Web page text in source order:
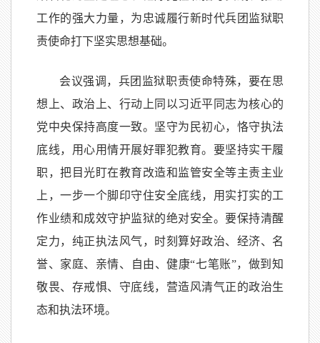
工作的强大力量，为忠诚履行新时代兵团监狱职
责使命打下坚实思想基础。
会议强调， 兵团监狱职责使命特殊，要在思
想上、政治上、行动上同以习近平同志为核心的
党中央保持高度一致。坚守为民初心，恪守执法
底线，用心用情开展好罪犯教育。要坚持实干履
职，把目光盯在教育改造和监管安全等主责主业
上，一步一个脚印守住安全底线，用实打实的工
作业绩和成效守护监狱的绝对安全。要保持清醒
定力，纯正执法风气，时刻算好政治、经济、名
誉、家庭、亲情、自由、健康“七笔账”，做到知
敬畏、存戒惧、守底线，营造风清气正的政治生
态和执法环境。